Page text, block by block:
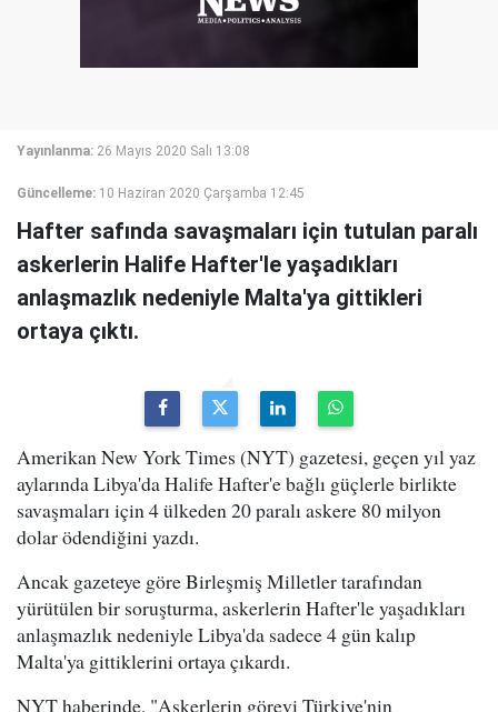
Yayınlanma: 26 Mayıs 2020 Salı 13:08
Güncelleme: 10 Haziran 2020 Çarşamba 12:45
Hafter safında savaşmaları için tutulan paralı
askerlerin Halife Hafter'le yaşadıkları
anlaşmazlık nedeniyle Malta'ya gittikleri
ortaya çıktı.
Amerikan New York Times (NYT) gazetesi, geçen yıl yaz
aylarında Libya'da Halife Hafter'e bağlı güçlerle birlikte
savaşmaları için 4 ülkeden 20 paralı askere 80 milyon
dolar ödendiğini yazdı.
Ancak gazeteye göre Birleşmiş Milletler tarafından
yürütülen bir soruşturma, askerlerin Hafter'le yaşadıkları
anlaşmazlık nedeniyle Libya'da sadece 4 gün kalıp
Malta'ya gittiklerini ortaya çıkardı.
NYT haberinde, "Askerlerin görevi Türkiye'nin